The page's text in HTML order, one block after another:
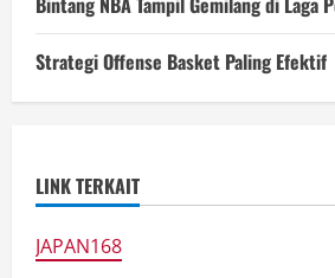
Strategi Offense Basket Paling Efektif
LINK TERKAIT
JAPAN168